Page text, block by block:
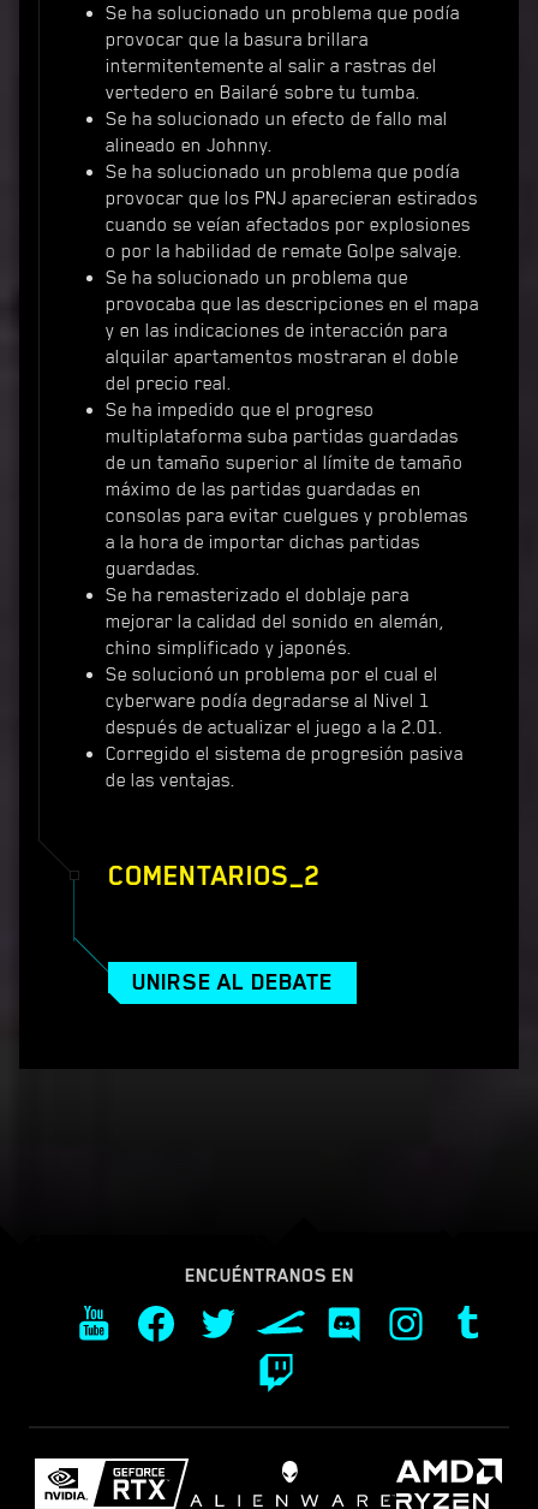
Se ha solucionado un problema que podía
provocar que la basura brillara
intermitentemente al salir a rastras del
vertedero en Bailaré sobre tu tumba.
Se ha solucionado un efecto de fallo mal
alineado en Johnny.
Se ha solucionado un problema que podía
provocar que los PNJ aparecieran estirados
cuando se veían afectados por explosiones
o por la habilidad de remate Golpe salvaje.
Se ha solucionado un problema que
provocaba que las descripciones en el mapa
y en las indicaciones de interacción para
alquilar apartamentos mostraran el doble
del precio real.
Se ha impedido que el progreso
multiplataforma suba partidas guardadas
de un tamaño superior al límite de tamaño
máximo de las partidas guardadas en
consolas para evitar cuelgues y problemas
a la hora de importar dichas partidas
guardadas.
Se ha remasterizado el doblaje para
mejorar la calidad del sonido en alemán,
chino simplificado y japonés.
Se solucionó un problema por el cual el
cyberware podía degradarse al Nivel 1
después de actualizar el juego a la 2.01.
Corregido el sistema de progresión pasiva
de las ventajas.
COMENTARIOS_2
UNIRSE AL DEBATE
ENCUÉNTRANOS EN